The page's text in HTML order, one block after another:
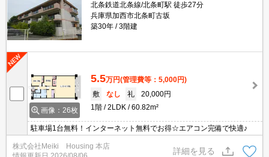
北条鉄道北条線/北条町駅 徒歩27分
兵庫県加西市北条町古坂
築30年
3階建
画像：26枚
5.5万円(管理費等：5,000円)
敷
なし 礼
20,000円
1階
2LDK 60.82m²
駐車場1台無料！インターネット無料でお得☆エアコン完備で快適♪
株式会社Meiki Housing 本店
詳細を見る